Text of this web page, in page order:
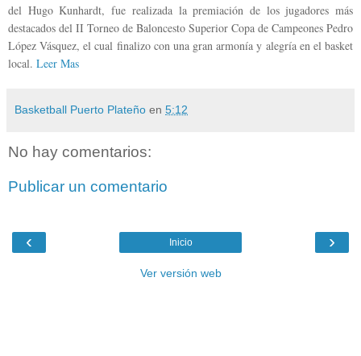
del Hugo Kunhardt, fue realizada la premiación de los jugadores más
destacados del II Torneo de Baloncesto Superior Copa de Campeones Pedro
López Vásquez, el cual finalizo con una gran armonía y alegría en el basket
local. Leer Mas
Basketball Puerto Plateño en 5:12
No hay comentarios:
Publicar un comentario
‹ ›
Inicio
Ver versión web